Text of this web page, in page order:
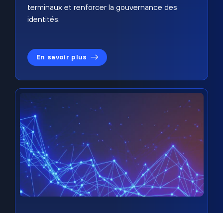
terminaux et renforcer la gouvernance des
identités.
En savoir plus